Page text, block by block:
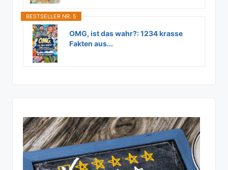
BESTSELLER NR. 5
OMG, ist das wahr?: 1234 krasse
Fakten aus...